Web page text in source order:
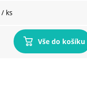
/ ks
Vše do košíku